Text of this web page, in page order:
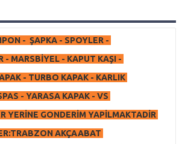
- ŞAPKA - SPOYLER -
- MARSBİYEL - KAPUT KAŞI -
- TURBO KAPAK - KARLIK
- YARASA KAPAK - VS
YERİNE GONDERİM YAPİLMAKTADİR
AKÇAABAT